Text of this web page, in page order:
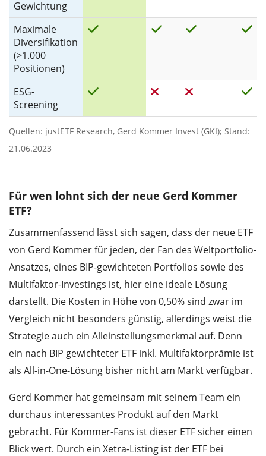
Gewichtung
Maximale
Diversifikation
(>1.000
Positionen)
ESG-
Screening
Quellen: justETF Research, Gerd Kommer Invest (GKI); Stand:
21.06.2023
Für wen lohnt sich der neue Gerd Kommer
ETF?
Zusammenfassend lässt sich sagen, dass der neue ETF
von Gerd Kommer für jeden, der Fan des Weltportfolio-
Ansatzes, eines BIP-gewichteten Portfolios sowie des
Multifaktor-Investings ist, hier eine ideale Lösung
darstellt. Die Kosten in Höhe von 0,50% sind zwar im
Vergleich nicht besonders günstig, allerdings weist die
Strategie auch ein Alleinstellungsmerkmal auf. Denn
ein nach BIP gewichteter ETF inkl. Multifaktorprämie ist
als All-in-One-Lösung bisher nicht am Markt verfügbar.
Gerd Kommer hat gemeinsam mit seinem Team ein
durchaus interessantes Produkt auf den Markt
gebracht. Für Kommer-Fans ist dieser ETF sicher einen
Blick wert. Durch ein Xetra-Listing ist der ETF bei